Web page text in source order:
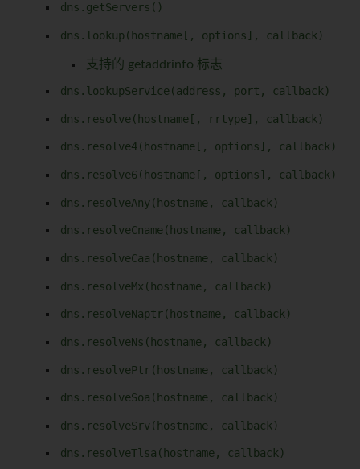
dns.getServers()
dns.lookup(hostname[, options], callback)
支持的 getaddrinfo 标志
dns.lookupService(address, port, callback)
dns.resolve(hostname[, rrtype], callback)
dns.resolve4(hostname[, options], callback)
dns.resolve6(hostname[, options], callback)
dns.resolveAny(hostname, callback)
dns.resolveCname(hostname, callback)
dns.resolveCaa(hostname, callback)
dns.resolveMx(hostname, callback)
dns.resolveNaptr(hostname, callback)
dns.resolveNs(hostname, callback)
dns.resolvePtr(hostname, callback)
dns.resolveSoa(hostname, callback)
dns.resolveSrv(hostname, callback)
dns.resolveTlsa(hostname, callback)